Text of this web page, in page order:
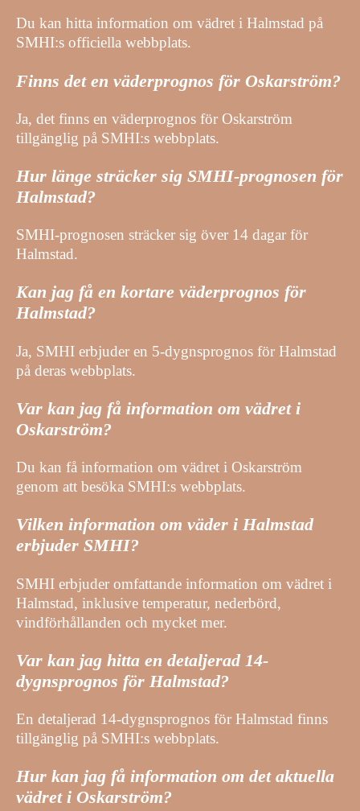
Du kan hitta information om vädret i Halmstad på
SMHI:s officiella webbplats.
Finns det en väderprognos för Oskarström?
Ja, det finns en väderprognos för Oskarström
tillgänglig på SMHI:s webbplats.
Hur länge sträcker sig SMHI-prognosen för
Halmstad?
SMHI-prognosen sträcker sig över 14 dagar för
Halmstad.
Kan jag få en kortare väderprognos för
Halmstad?
Ja, SMHI erbjuder en 5-dygnsprognos för Halmstad
på deras webbplats.
Var kan jag få information om vädret i
Oskarström?
Du kan få information om vädret i Oskarström
genom att besöka SMHI:s webbplats.
Vilken information om väder i Halmstad
erbjuder SMHI?
SMHI erbjuder omfattande information om vädret i
Halmstad, inklusive temperatur, nederbörd,
vindförhållanden och mycket mer.
Var kan jag hitta en detaljerad 14-
dygnsprognos för Halmstad?
En detaljerad 14-dygnsprognos för Halmstad finns
tillgänglig på SMHI:s webbplats.
Hur kan jag få information om det aktuella
vädret i Oskarström?